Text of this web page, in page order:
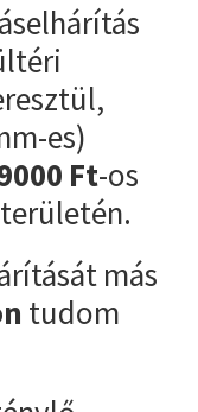
es)
Ft-os
más
tudom